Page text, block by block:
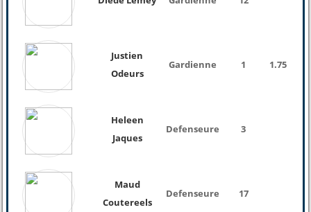
Justien
Odeurs
Gardienne 1 1.75
Heleen
Jaques
Defenseure 3
Maud
Coutereels
Defenseure 17